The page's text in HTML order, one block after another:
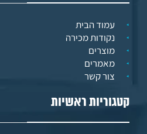
עמוד הבית
נקודות מכירה
מוצרים
מאמרים
צור קשר
קטגוריות ראשיות